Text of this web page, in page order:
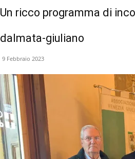
Un ricco programma di
dalmata-giuliano
9 Febbraio 2023